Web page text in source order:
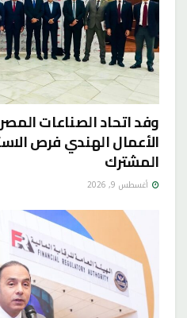
وفد اتحاد الصناعات
الأعمال الهندي فرص
المشترك
أغسطس 9, 2026